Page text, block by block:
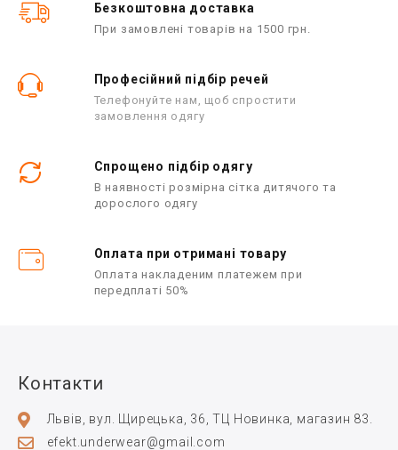
Безкоштовна доставка
При замовлені товарів на 1500 грн.
Професійний підбір речей
Телефонуйте нам, щоб спростити
замовлення одягу
Спрощено підбір одягу
В наявності розмірна сітка дитячого та
дорослого одягу
Оплата при отримані товару
Оплата накладеним платежем при
передплаті 50%
Контакти
Львів, вул. Щирецька, 36, ТЦ Новинка, магазин 83.
efekt.underwear@gmail.com